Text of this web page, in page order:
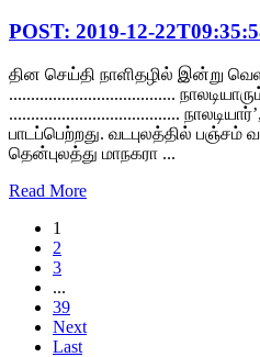
POST: 2019-12-
தின செய்தி நாளிதழில் இன்று
......................................
.......................................
பாடப்பெற்றது. வடபுலத்தில்
தென்புலத்து மாநகரா ...
Read More
1
2
3
...
39
Next
Last